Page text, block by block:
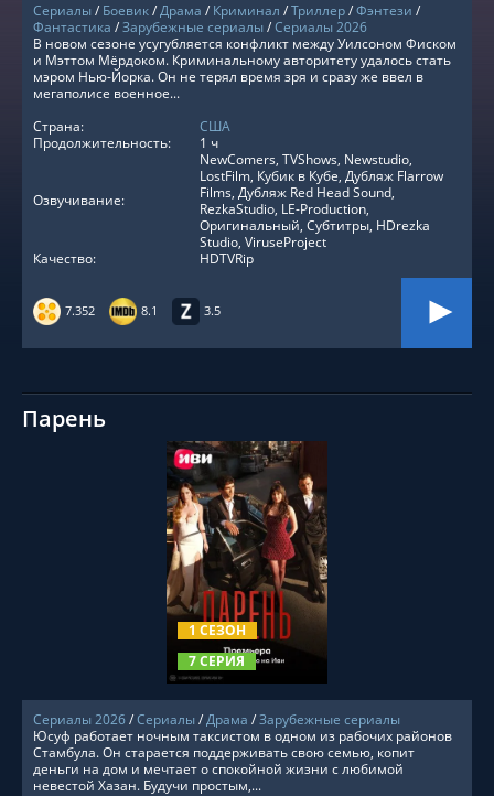
Сериалы/ Боевик/Драма / Криминал /Триллер/Фэнтези /
Фантастика /Зарубежные сериалы/Сериалы 2026
7.352 8.1 3.5
В новом сезоне усугубляется конфликт между Уилсоном Фиском
и Мэттом Мёрдоком. Криминальному авторитету удалось стать
мэром Нью-Йорка. Он не терял время зря и сразу же ввел в
мегаполисе военное...
Страна:
США
Продолжительность:
1 ч
Озвучивание:
NewComers, TVShows, Newstudio,
LostFilm, Кубик в Кубе, Дубляж Flarrow
Films, Дубляж Red Head Sound,
RezkaStudio, LE-Production,
Оригинальный, Субтитры, HDrezka
Studio, ViruseProject
Качество:
HDTVRip
Парень
1 СЕЗОН
7 СЕРИЯ
СМОТРЕТЬ ОНЛАЙН
Сериалы 2026/Сериалы/Драма /Зарубежные сериалы
Юсуф работает ночным таксистом в одном из рабочих районов
Стамбула. Он старается поддерживать свою семью, копит
деньги на дом и мечтает о спокойной жизни с любимой
невестой Хазан. Будучи простым,...